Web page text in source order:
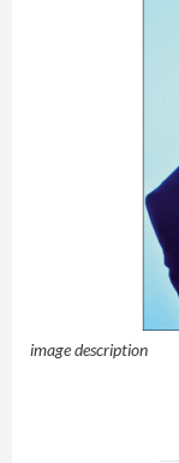
image description